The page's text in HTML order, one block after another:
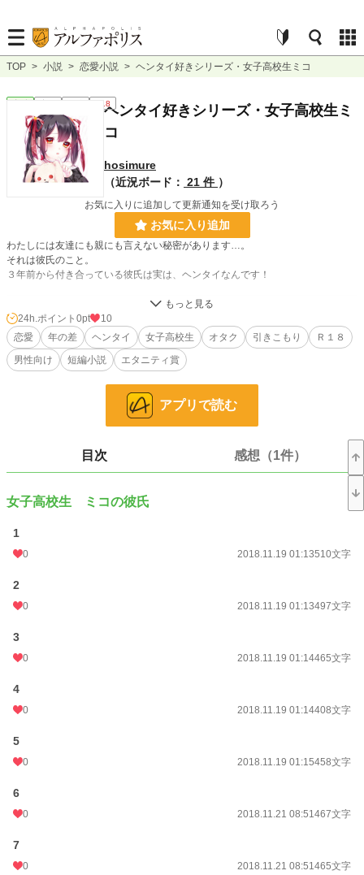
TOP > 小説 > 恋愛小説 > ヘンタイ好きシリーズ・女子高校生ミコ
R18ヘンタイ好きシリーズ・女子高校生ミ
コ
hosimure
（近況ボード： 21 件 ）
お気に入りに追加して更新通知を受け取ろう
お気に入り追加
わたしには友達にも親にも言えない秘密があります…。
それは彼氏のこと。
３年前から付き合っている彼氏は実は、ヘンタイなんです！
228,843 位 / 228,843 件
恋愛 66,375 位 / 66,375 件
お気に入り 31
2018.12.03 07:23
初回完結日時 2018.12.03 07:24
週間ポイント
24h.ポイント 0pt
10
恋愛
年の差 ヘンタイ 女子高校生 オタク 引きこもり
Ｒ１８
男性向け
短編小説 エタニティ賞
アプリで読む
目次 感想（1件）
女子高校生 ミコの彼氏
1
0 2018.11.19 01:13510文字
2
0 2018.11.19 01:13497文字
3
0 2018.11.19 01:14465文字
4
0 2018.11.19 01:14408文字
5
0 2018.11.19 01:15458文字
6
0 2018.11.21 08:51467文字
7
0 2018.11.21 08:51465文字